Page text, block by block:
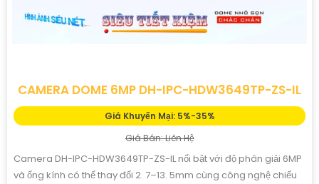
CAMERA DOME 6MP DH-IPC-HDW3649TP-ZS-IL
Giá Khuyến Mại: 5%-35%
Giá Bán: Liên Hệ
Camera DH-IPC-HDW3649TP-ZS-IL nổi bật với độ phân giải 6MP
và ống kính có thể thay đổi 2. 7–13. 5mm cùng công nghệ chiếu